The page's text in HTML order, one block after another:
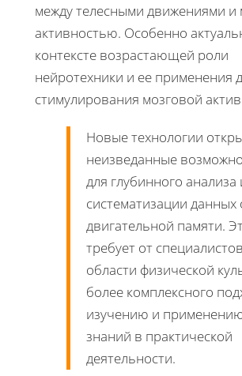
между телесными движениями и
активностью. Особенно
контексте возрастающей роли
нейротехники и ее применения
стимулирования мозговой
Новые технологии
неизведанные
для глубинного анализа
систематизации данных
двигательной памяти.
требует от
области физической
более комплексного
изучению и
знаний в практической
деятельности.